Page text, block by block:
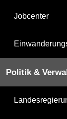
Jobcenter
Politik &